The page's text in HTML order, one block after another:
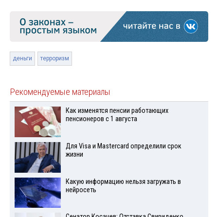
деньги терроризм
Рекомендуемые материалы
Как изменятся пенсии работающих
пенсионеров с 1 августа
Для Visа и Mastercard определили срок
жизни
Какую информацию нельзя загружать в
нейросеть